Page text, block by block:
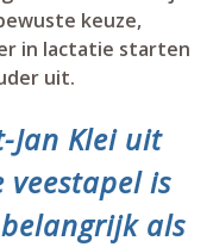
keuze,
in lactatie starten
uit.
Jan Klei uit
veestapel is
als